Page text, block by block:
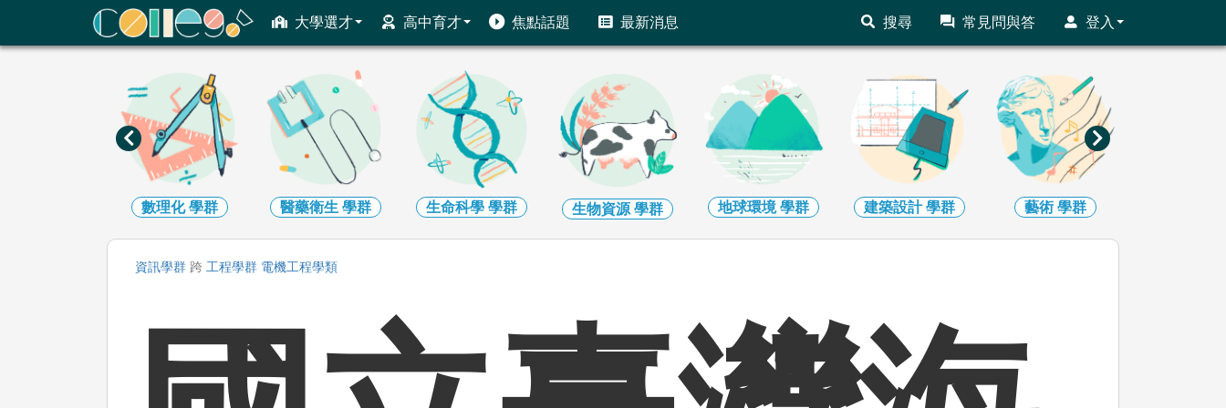
大學選才 高中育才 焦點話題 最新消息 搜尋 常見問與答 登入
ColleGo! 大學選才與高中育才輔助系統
數理化學群 醫藥衛生 學群 生命科學 學群 生物資源學群 地球環境學群 建築設計學群 藝術 學群
資訊學群 跨 工程學群 電機工程學類